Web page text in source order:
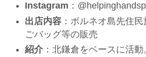
Instagram ：
出店内容 ：ボルネオ島先住
ごバッグ等の販売
紹介 ：北鎌倉をベースに活